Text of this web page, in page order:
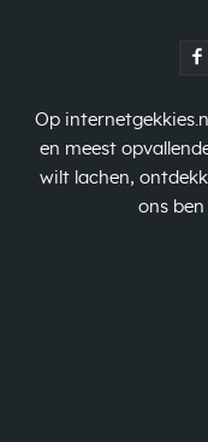
Op
en meest
wilt lachen,
ons